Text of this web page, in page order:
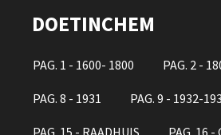
naar
hoofdinhoud
DOETINCHEM
PAG. 1 - 1600- 1800 PAG. 2 -
PAG. 8 - 1931 PAG. 9 - 1932-
PAG. 15 - RAADHUIS PAG. 16 -